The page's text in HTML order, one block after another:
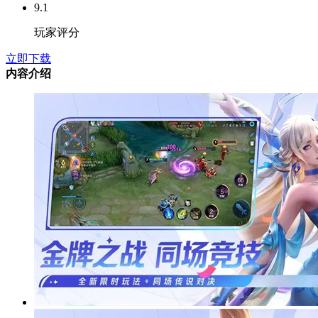
9.1
玩家评分
立即下载
内容介绍